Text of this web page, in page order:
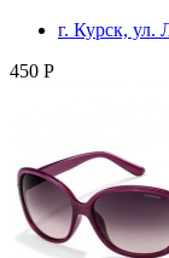
г. Курск, ул.
450 Р